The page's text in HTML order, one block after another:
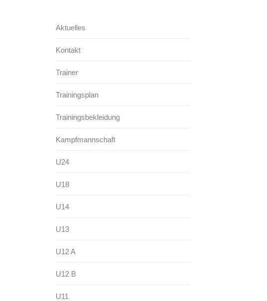
Aktuelles
Kontakt
Trainer
Trainingsplan
Trainingsbekleidung
Kampfmannschaft
U24
U18
U14
U13
U12 A
U12 B
U11